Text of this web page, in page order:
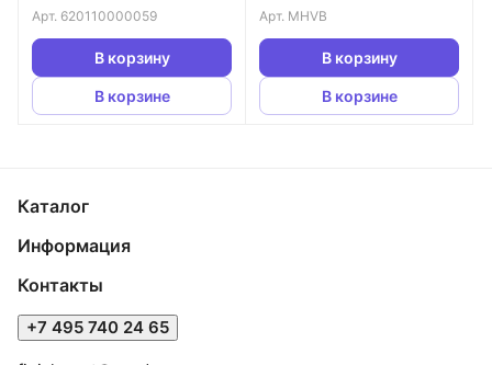
Арт. 620110000059
В корзину
В корзине
Арт. MHVB
В корзину
В корзине
Каталог
Информация
Контакты
+7 495 740 24 65